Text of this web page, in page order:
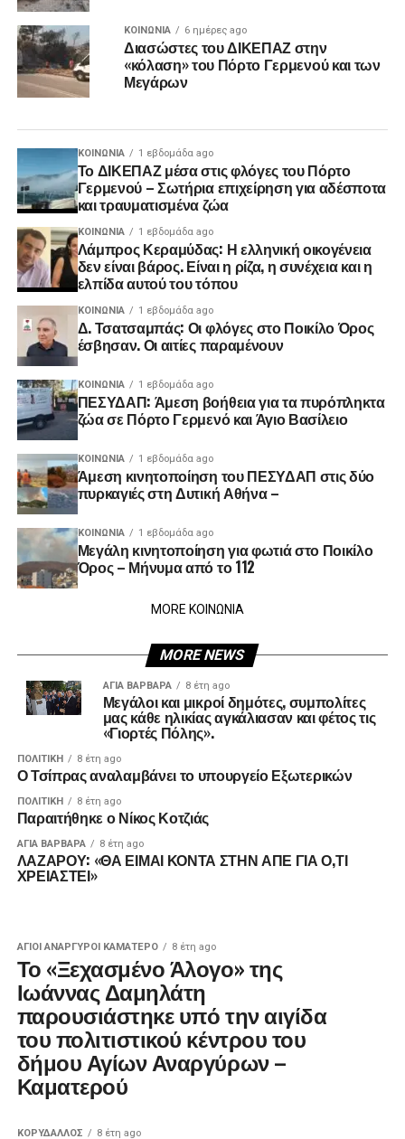
ΚΟΙΝΩΝΊΑ 6 ημέρες ago
Διασώστες του ΔΙΚΕΠΑΖ στην
«κόλαση» του Πόρτο Γερμενού και των
Μεγάρων
ΚΟΙΝΩΝΊΑ 1 εβδομάδα ago
Το ΔΙΚΕΠΑΖ μέσα στις φλόγες του Πόρτο
Γερμενού – Σωτήρια επιχείρηση για αδέσποτα
και τραυματισμένα ζώα
ΚΟΙΝΩΝΊΑ 1 εβδομάδα ago
Λάμπρος Κεραμύδας: Η ελληνική οικογένεια
δεν είναι βάρος. Είναι η ρίζα, η συνέχεια και η
ελπίδα αυτού του τόπου
ΚΟΙΝΩΝΊΑ 1 εβδομάδα ago
Δ. Τσατσαμπάς: Οι φλόγες στο Ποικίλο Όρος
έσβησαν. Οι αιτίες παραμένουν
ΚΟΙΝΩΝΊΑ 1 εβδομάδα ago
ΠΕΣΥΔΑΠ: Άμεση βοήθεια για τα πυρόπληκτα
ζώα σε Πόρτο Γερμενό και Άγιο Βασίλειο
ΚΟΙΝΩΝΊΑ 1 εβδομάδα ago
Άμεση κινητοποίηση του ΠΕΣΥΔΑΠ στις δύο
πυρκαγιές στη Δυτική Αθήνα –
ΚΟΙΝΩΝΊΑ 1 εβδομάδα ago
Μεγάλη κινητοποίηση για φωτιά στο Ποικίλο
Όρος – Μήνυμα από το 112
MORE ΚΟΙΝΩΝΙΑ
MORE NEWS
ΑΓΙΑ ΒΑΡΒΑΡΑ 8 έτη ago
Μεγάλοι και μικροί δημότες, συμπολίτες
μας κάθε ηλικίας αγκάλιασαν και φέτος τις
«Γιορτές Πόλης».
ΠΟΛΙΤΙΚΉ 8 έτη ago
Ο Τσίπρας αναλαμβάνει το υπουργείο Εξωτερικών
ΠΟΛΙΤΙΚΉ 8 έτη ago
Παραιτήθηκε ο Νίκος Κοτζιάς
ΑΓΙΑ ΒΑΡΒΑΡΑ 8 έτη ago
ΛΑΖΑΡΟΥ: «ΘΑ ΕΙΜΑΙ ΚΟΝΤΑ ΣΤΗΝ ΑΠΕ ΓΙΑ Ο,ΤΙ
ΧΡΕΙΑΣΤΕΙ»
ΑΓΙΟΙ ΑΝΑΡΓΥΡΟΙ ΚΑΜΑΤΕΡΟ 8 έτη ago
Το «Ξεχασμένο Άλογο» της
Ιωάννας Δαμηλάτη
παρουσιάστηκε υπό την αιγίδα
του πολιτιστικού κέντρου του
δήμου Αγίων Αναργύρων –
Καματερού
ΚΟΡΥΔΑΛΛΟΣ 8 έτη ago